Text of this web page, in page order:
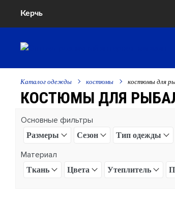
Керчь
Каталог одежды костюмы костюмы для
КОСТЮМЫ ДЛЯ
Основные фильтры
Размеры Сезон Тип одежды
Материал
Ткань Цвета Утеплитель